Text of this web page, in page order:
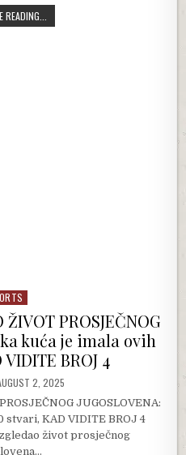
in
ŽIVOT PROSJEČNOG
kuća je imala ovih
BROJ 4
DATE:
2, 2025
JUGOSLOVENA:
stvari, KAD VIDITE BROJ 4
život prosječnog